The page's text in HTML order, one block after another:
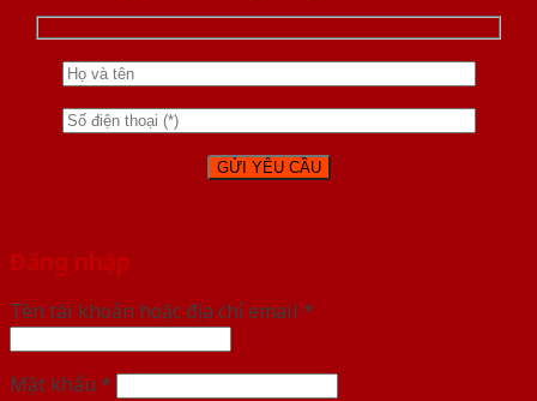
Đăng nhập
Tên tài khoản hoặc địa chỉ email *
Mật khẩu *